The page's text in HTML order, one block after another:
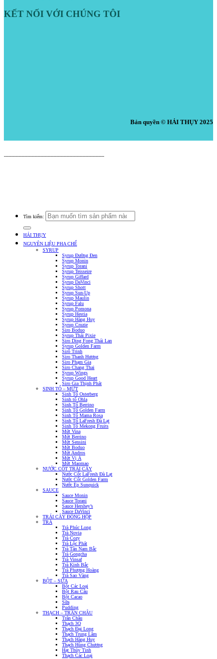
KẾT NỐI VỚI CHÚNG TÔI
Bản quyền © HẢI THỤY 2025
---------------------------------------------------------------------
Tìm kiếm:
HẢI THỤY
NGUYÊN LIỆU PHA CHẾ
SYRUP
Syrup Đường Đen
Syrup Monin
Syrup Torani
Syrup Teisseire
Syrup Giffard
Syrup DaVinci
Syrup Shott
Syrup Sun-Up
Syrup Maulin
Syrup Falu
Syrup Pomona
Syrup Hestia
Syrup Hàng Huy
Syrup Cruzie
Siro Boduo
Syrup Thái Pixie
Siro Ding Fong Thái Lan
Syrup Golden Farm
Sirô Trinh
Siro Thanh Hương
Siro Phạm Gia
Siro Chang Thai
Syrup Wings
Syrup Good Heart
Siro Gia Thịnh Phát
SINH TỐ – MỨT
Sinh Tố Osterberg
Sinh tố Ohla
Sinh Tố Berrino
Sinh Tố Golden Farm
Sinh Tố Mama Rosa
Sinh Tố LaFresh Đà Lạt
Sinh Tố Mekong Fruits
Mứt Vina
Mứt Berrino
Mứt Sensini
Mứt Boduo
Mứt Andros
Mứt Vị Á
Mứt Maomao
NƯỚC CỐT TRÁI CÂY
Nước Cốt LaFresh Đà Lạt
Nước Cốt Golden Farm
Nước Ép Sunquick
SAUCE
Sauce Monin
Sauce Torani
Sauce Hershey’s
Sauce DaVinci
TRÁI CÂY ĐÓNG HỘP
TRÀ
Trà Phúc Long
Trà Novia
Trà Cozy
Trà Lộc Phát
Trà Tân Nam Bắc
Trà Gongcha
Trà Vinsaf
Trà Kinh Bắc
Trà Phượng Hoàng
Trà Sao Vàng
BỘT – SỮA
Bột Các Loại
Bột Rau Câu
Bột Cacao
Sữa
Pudding
THẠCH – TRÂN CHÂU
Trân Châu
Thạch 3Q
Thạch Đại Long
Thạch Trung Lâm
Thạch Hàng Huy
Thạch Hùng Chương
Hạt Thủy Tinh
Thạch Các Loại